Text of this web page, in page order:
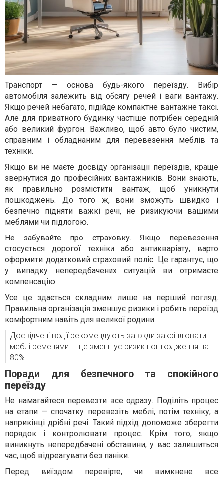
Транспорт — основа будь-якого переїзду. Вибір
автомобіля залежить від обсягу речей і ваги вантажу.
Якщо речей небагато, підійде компактне вантажне таксі.
Але для приватного будинку частіше потрібен середній
або великий фургон. Важливо, щоб авто було чистим,
справним і обладнаним для перевезення меблів та
техніки.
Якщо ви не маєте досвіду організації переїздів, краще
звернутися до професійних вантажників. Вони знають,
як правильно розмістити вантаж, щоб уникнути
пошкоджень. До того ж, вони зможуть швидко і
безпечно підняти важкі речі, не ризикуючи вашими
меблями чи підлогою.
Не забувайте про страховку. Якщо перевезення
стосується дорогої техніки або антикваріату, варто
оформити додатковий страховий поліс. Це гарантує, що
у випадку непередбачених ситуацій ви отримаєте
компенсацію.
Усе це здається складним лише на перший погляд.
Правильна організація зменшує ризики і робить переїзд
комфортним навіть для великої родини.
Досвідчені водії рекомендують завжди закріплювати
меблі ременями — це зменшує ризик пошкодження на
80%.
Поради для безпечного та спокійного
переїзду
Не намагайтеся перевезти все одразу. Поділіть процес
на етапи — спочатку перевезіть меблі, потім техніку, а
наприкінці дрібні речі. Такий підхід допоможе зберегти
порядок і контролювати процес. Крім того, якщо
виникнуть непередбачені обставини, у вас залишиться
час, щоб відреагувати без паніки.
Перед виїздом перевірте, чи вимкнене все